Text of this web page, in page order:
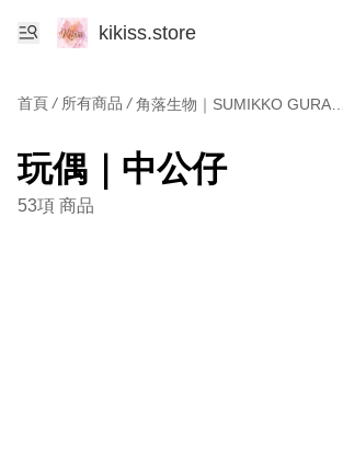
kikiss.store
首頁 / 所有商品 /
玩偶｜中公仔
53項 商品